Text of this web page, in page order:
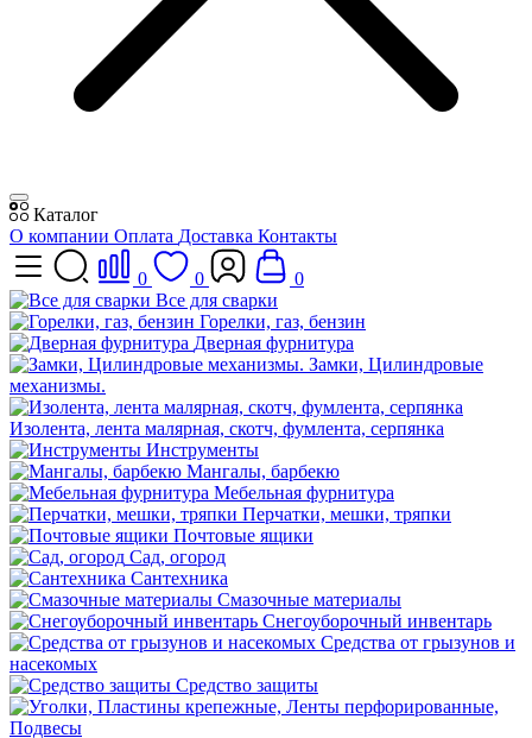
Каталог
О компании Оплата Доставка Контакты
0 0
0
Все для сварки
Горелки, газ, бензин
Дверная фурнитура
Замки, Цилиндровые
механизмы.
Изолента, лента малярная, скотч, фумлента, серпянка
Инструменты
Мангалы, барбекю
Мебельная фурнитура
Перчатки, мешки, тряпки
Почтовые ящики
Сад, огород
Сантехника
Смазочные материалы
Снегоуборочный инвентарь
Средства от грызунов и
насекомых
Средство защиты